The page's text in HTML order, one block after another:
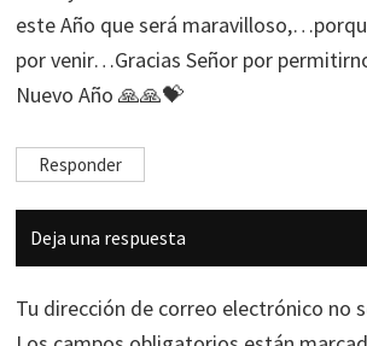
este Año que será
por venir…Gracias Señor por
Nuevo Año 🙏🙏💝
Responder
Deja una respuesta
Tu dirección de correo electrónico no